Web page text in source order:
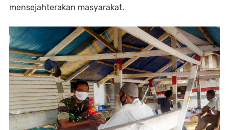
mensejahterakan masyarakat.